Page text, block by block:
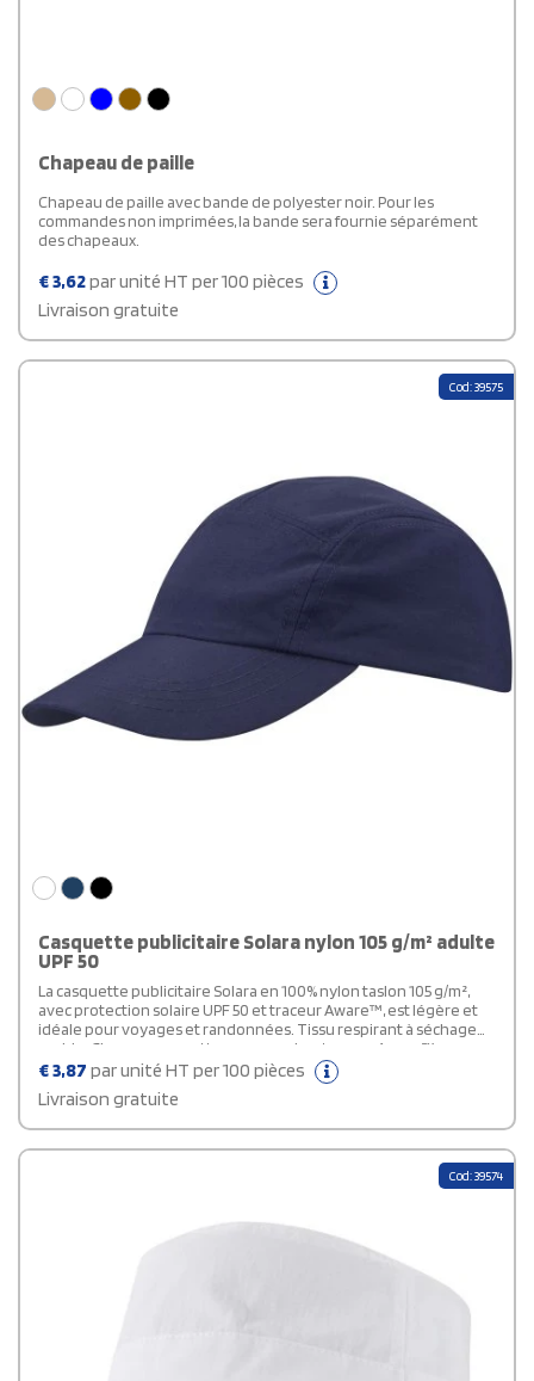
Chapeau de paille
Chapeau de paille avec bande de polyester noir. Pour les
commandes non imprimées, la bande sera fournie séparément
des chapeaux.
€3,62par unité HT per 100 pièces
Livraison gratuite
Cod: 39575
Casquette publicitaire Solara nylon 105 g/m² adulte
UPF 50
La casquette publicitaire Solara en 100% nylon taslon 105 g/m²,
avec protection solaire UPF 50 et traceur Aware™, est légère et
idéale pour voyages et randonnées. Tissu respirant à séchage
rapide. Chaque casquette comprend un traceur Aware™,
assurant une transparence totale de son parcours de production
€3,87 par unité HT per 100 pièces
Livraison gratuite
Cod: 39574